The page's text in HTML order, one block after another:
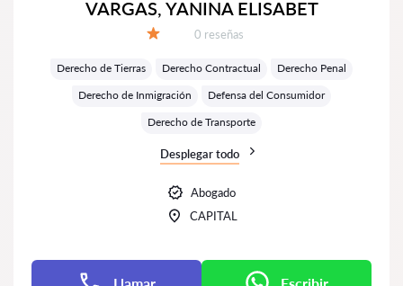
VARGAS, YANINA ELISABET
Número de reseñas:
0 reseñas
Derecho de Tierras Derecho Contractual
Derecho Penal
Derecho de Inmigración
Defensa del Consumidor
Derecho de Transporte
Desplegar todo
Abogado
CAPITAL
Llamar Escribir